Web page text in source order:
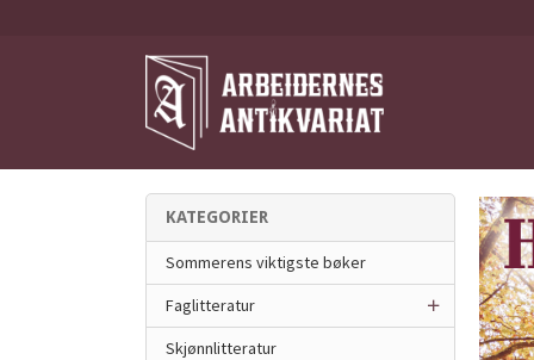
KATEGORIER
Sommerens viktigste bøker
Faglitteratur
Skjønnlitteratur